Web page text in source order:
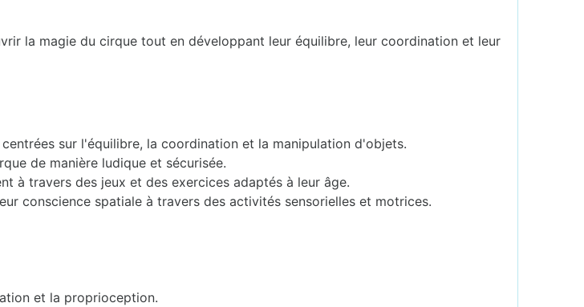
la magie du cirque tout en développant leur équilibre, leur coordination et leur
sur l'équilibre, la coordination et la manipulation d'objets.
de manière ludique et sécurisée.
à travers des jeux et des exercices adaptés à leur âge.
conscience spatiale à travers des activités sensorielles et motrices.
et la proprioception.